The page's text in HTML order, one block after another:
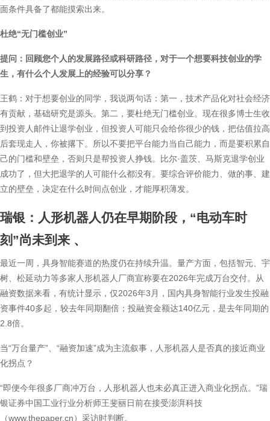
面条件具备了都能摸索出来。
杜绝“无门槛创业”
提问：回顾您个人的发展路径或科研路径，对于一个想要科技创业的学
生，有什么个人发展上的经验可以分享？
王鹤：对于想要创业的同学，我说两句话：第一，技术产品化对社会经济
有贡献，基础研究是源头。第二，要杜绝无门槛创业。现在很多博士生收
到投资人邮件让退学创业，但投资人可能只会给你很少的钱，把估值拉高
后套现走人，你被撂下。所以不要把平台能力当自己能力，而是要积累自
己的门槛和壁垒，否则只是帮投资人挣钱。比尔·盖茨、马斯克退学创业
成功了，但大把退学的人可能什么都没有。要综合评价能力、做的事、建
立的壁垒，决定在什么时间点创业，才能厚积薄发。
瑞银：人形机器人仍在早期阶段，“电动车时
刻”尚未到来 、
最近一周，具身智能赛道的热度仍在持续升温。量产方面，包括智元、宇
树、松延动力等多家人形机器人厂商宣称要在2026年完成万台交付。从
融资数据来看，有统计显示，仅2026年3月，国内具身智能行业发生投融
资事件40多起，较去年同期翻倍；投融资金额达140亿元，是去年同期的
2.8倍。
当“万台量产”、“融资加速”成为主流叙事，人形机器人是否真的接近商业
化拐点？
“即便今年很多厂商冲万台，人形机器人也未必真正进入商业化拐点。”瑞
银证券中国工业行业分析师王斐丽日前在接受澎湃科技
（www.thepaper.cn）采访时判断。